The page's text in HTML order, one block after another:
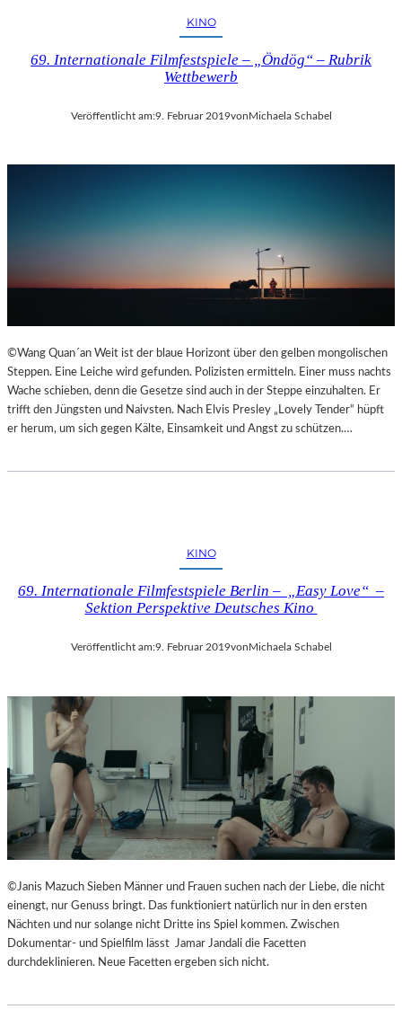
KINO
69. Internationale Filmfestspiele – „Öndög“ – Rubrik
Wettbewerb
Veröffentlicht am:9. Februar 2019vonMichaela Schabel
©Wang Quan´an Weit ist der blaue Horizont über den gelben mongolischen
Steppen. Eine Leiche wird gefunden. Polizisten ermitteln. Einer muss nachts
Wache schieben, denn die Gesetze sind auch in der Steppe einzuhalten. Er
trifft den Jüngsten und Naivsten. Nach Elvis Presley „Lovely Tender“ hüpft
er herum, um sich gegen Kälte, Einsamkeit und Angst zu schützen.…
KINO
69. Internationale Filmfestspiele Berlin – „Easy Love“ –
Sektion Perspektive Deutsches Kino
Veröffentlicht am:9. Februar 2019von Michaela Schabel
©Janis Mazuch Sieben Männer und Frauen suchen nach der Liebe, die nicht
einengt, nur Genuss bringt. Das funktioniert natürlich nur in den ersten
Nächten und nur solange nicht Dritte ins Spiel kommen. Zwischen
Dokumentar- und Spielfilm lässt Jamar Jandali die Facetten
durchdeklinieren. Neue Facetten ergeben sich nicht.